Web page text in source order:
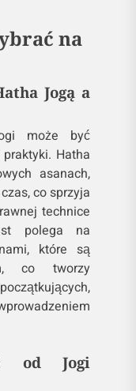
na
Jogą a
może być
Hatha
asanach,
co sprzyja
technice
polega na
które są
co tworzy
od Jogi